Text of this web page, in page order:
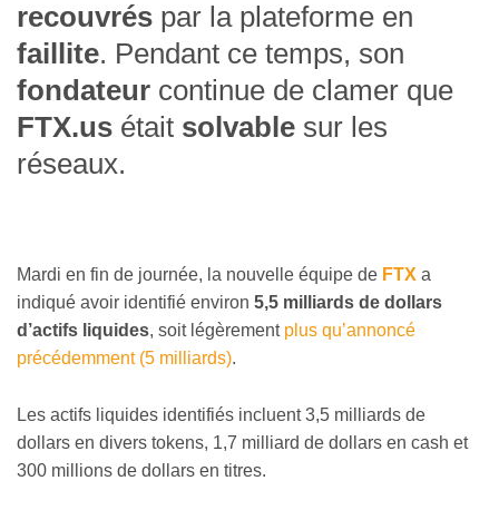
recouvrés par la plateforme en
faillite. Pendant ce temps, son
fondateur continue de clamer que
FTX.us était solvable sur les
réseaux.
Mardi en fin de journée, la nouvelle équipe de FTX a
indiqué avoir identifié environ 5,5 milliards de dollars
d’actifs liquides, soit légèrement plus qu’annoncé
précédemment (5 milliards).
Les actifs liquides identifiés incluent 3,5 milliards de
dollars en divers tokens, 1,7 milliard de dollars en cash et
300 millions de dollars en titres.